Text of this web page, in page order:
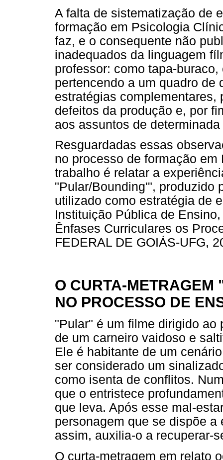
A falta de sistematização de
formação em Psicologia
faz, e o consequente não
inadequados da linguagem
professor: como tapa-
pertencendo a um quadro de
estratégias complementares,
defeitos da produção e, por
aos assuntos de
Resguardadas essas
no processo de formação
trabalho é relatar a
"Pular/Bounding'", produzido
utilizado como estratégia de
Instituição Pública de
Ênfases Curriculares os
FEDERAL DE GOIÁS-UFG,
O CURTA-METRAGEM
NO PROCESSO DE
"Pular" é um filme dirigido
de um carneiro vaidoso e
Ele é habitante de um
ser considerado um
como isenta de conflitos.
que o entristece
que leva. Após esse mal-
personagem que se dispõe
assim, auxilia-o a recuperar-
O curta-metragem em relato